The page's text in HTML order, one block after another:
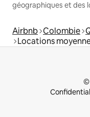
géographiques et des
Airbnb Colombie
Locations
©